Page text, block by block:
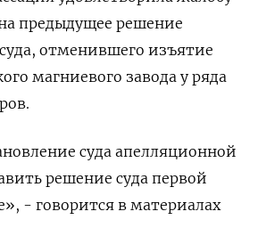
предыдущее решение
отменившего изъятие
магниевого завода у ряда
суда апелляционной
решение суда первой
- говорится в материалах